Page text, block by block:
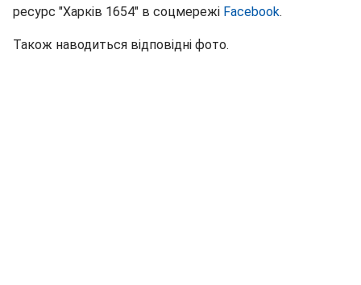
ресурс "Харків 1654" в соцмережі Facebook.
Також наводиться відповідні фото.